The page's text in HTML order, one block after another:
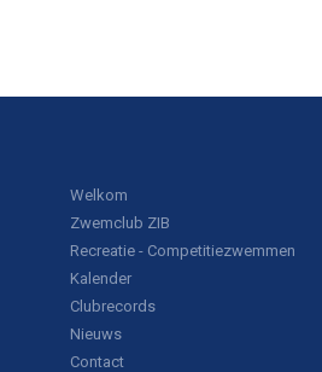
Welkom
Zwemclub ZIB
Recreatie - Competitiezwemmen
Kalender
Clubrecords
Nieuws
Contact